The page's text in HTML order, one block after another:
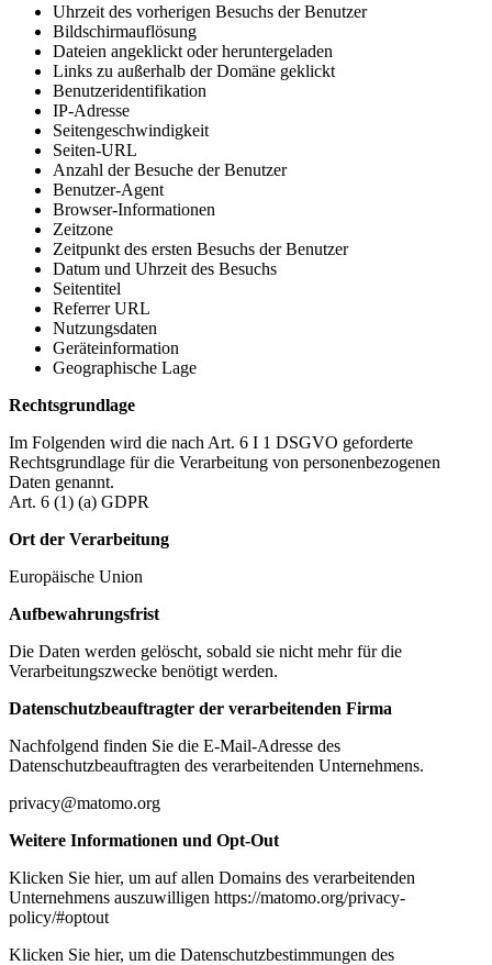
Uhrzeit des vorherigen Besuchs der Benutzer
Bildschirmauflösung
Dateien angeklickt oder heruntergeladen
Links zu außerhalb der Domäne geklickt
Benutzeridentifikation
IP-Adresse
Seitengeschwindigkeit
Seiten-URL
Anzahl der Besuche der Benutzer
Benutzer-Agent
Browser-Informationen
Zeitzone
Zeitpunkt des ersten Besuchs der Benutzer
Datum und Uhrzeit des Besuchs
Seitentitel
Referrer URL
Nutzungsdaten
Geräteinformation
Geographische Lage
Rechtsgrundlage
Im Folgenden wird die nach Art. 6 I 1 DSGVO geforderte
Rechtsgrundlage für die Verarbeitung von personenbezogenen
Daten genannt.
Art. 6 (1) (a) GDPR
Ort der Verarbeitung
Europäische Union
Aufbewahrungsfrist
Die Daten werden gelöscht, sobald sie nicht mehr für die
Verarbeitungszwecke benötigt werden.
Datenschutzbeauftragter der verarbeitenden Firma
Nachfolgend finden Sie die E-Mail-Adresse des
Datenschutzbeauftragten des verarbeitenden Unternehmens.
privacy@matomo.org
Weitere Informationen und Opt-Out
Klicken Sie hier, um auf allen Domains des verarbeitenden
Unternehmens auszuwilligen https://matomo.org/privacy-
policy/#optout
Klicken Sie hier, um die Datenschutzbestimmungen des